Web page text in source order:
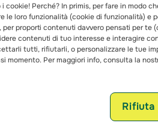
cookie! Perché? In primis, per fare in modo
le loro funzionalità (cookie di funzionalità) e
per proporti contenuti davvero pensati per te
contenuti di tuo interesse e interagire
tutti, rifiutarli, o personalizzare le tue
momento. Per maggiori info, consulta la